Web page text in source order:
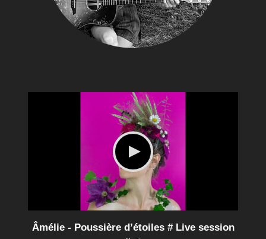
Âmélie - Poussière d’étoiles # Live session